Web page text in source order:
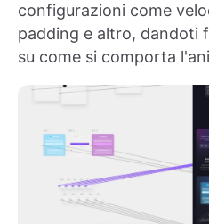
configurazioni come
padding e altro, dandoti
su come si comporta